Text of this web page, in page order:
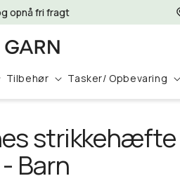
opnå fri fragt
Tilbehør Tasker/ Opbevaring
strikkehæfte
Barn